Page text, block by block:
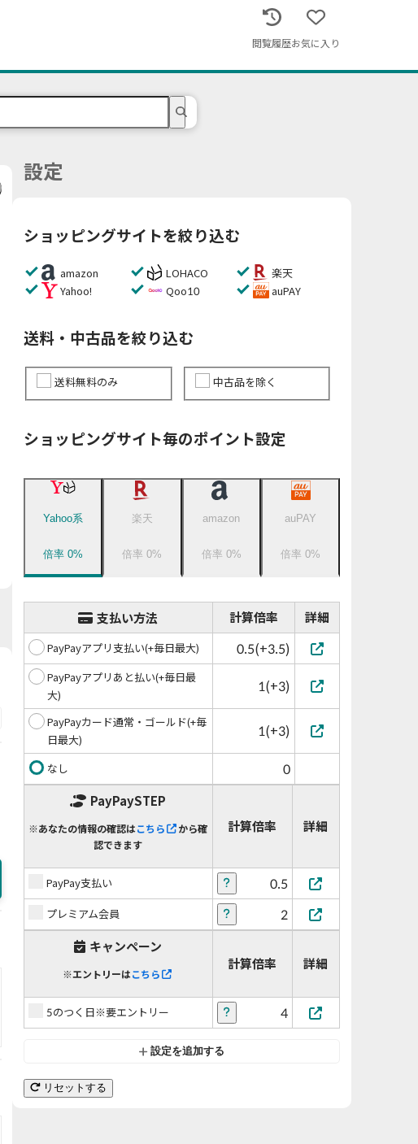
閲覧履歴お気に入り
設定
ショッピングサイトを絞り込む
amazon LOHACO
楽天
Yahoo!
Qoo10 auPAY
送料・中古品を絞り込む
送料無料のみ 中古品を除く
ショッピングサイト毎のポイント設定
Yahoo系
倍率0%
楽天
倍率0%
amazon
倍率 0%
auPAY
倍率0%
支払い方法 計算倍率 詳細
PayPayアプリ支払い(+毎日最大) 0.5(+3.5)
PayPayアプリあと払い(+毎日最
大)
1(+3)
PayPayカード通常・ゴールド(+毎
日最大)
1(+3)
なし 0
PayPaySTEP
※あなたの情報の確認はこちら
から確
認できます
計算倍率 詳細
PayPay支払い 0.5
プレミアム会員 2
キャンペーン
※エントリーはこちら
計算倍率 詳細
5のつく日※要エントリー 4
設定を追加する
リセットする